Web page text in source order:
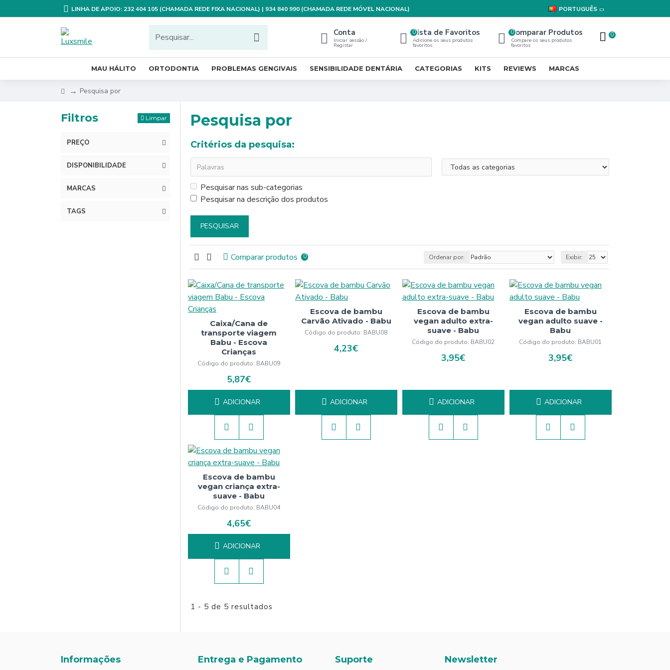
LINHA DE APOIO: 232 404 105 (CHAMADA REDE FIXA NACIONAL) | 934 840 990 (CHAMADA REDE MÓVEL NACIONAL) PORTUGUÊS
Conta
Iniciar sessão /
Registar
Lista de Favoritos
Adicione os seus produtos
favoritos
0 Comparar Produtos
Compare os seus produtos
favoritos
0 0
MAU HÁLITO ORTODONTIA PROBLEMAS GENGIVAIS SENSIBILIDADE DENTÁRIA CATEGORIAS KITS REVIEWS MARCAS
Pesquisa por
Filtros Limpar
PREÇO
MARCAS
TAGS
DISPONIBILIDADE
Pesquisa por
Critérios da pesquisa:
Pesquisar nas sub-categorias
Pesquisar na descrição dos produtos
PESQUISAR
Comparar produtos 0 Ordenar por: Exibir:
Código do produto: BABU09
Caixa/Cana de
transporte viagem
Babu - Escova
Crianças
5,87€
ADICIONAR
Código do produto: BABU08
Escova de bambu
Carvão Ativado - Babu
4,23€
ADICIONAR
Código do produto: BABU02
Escova de bambu
vegan adulto extra-
suave - Babu
3,95€
ADICIONAR
Código do produto: BABU01
Escova de bambu
vegan adulto suave -
Babu
3,95€
ADICIONAR
Código do produto: BABU04
Escova de bambu
vegan criança extra-
suave - Babu
4,65€
ADICIONAR
1 - 5 de 5 resultados
Informações Entrega e Pagamento Suporte Newsletter